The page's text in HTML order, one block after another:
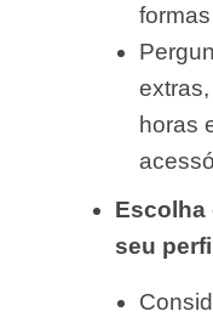
horas
Escolha
seu